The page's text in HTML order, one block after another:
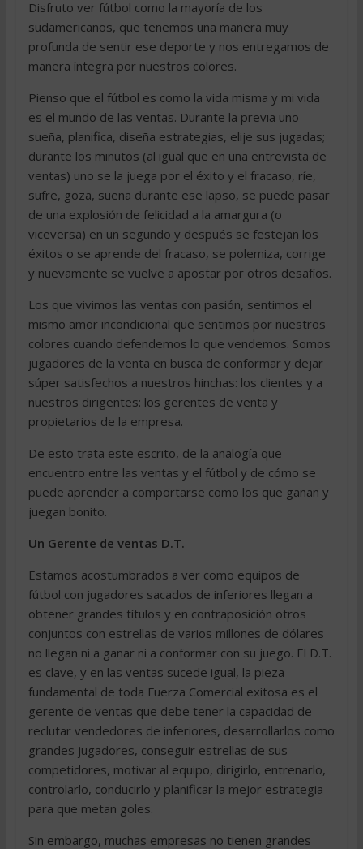
Disfruto ver fútbol como la mayoría de los
sudamericanos, que tenemos una manera muy
profunda de sentir ese deporte y nos entregamos de
manera íntegra por nuestros colores.
Pienso que el fútbol es como la vida misma y mi vida
es el mundo de las ventas. Durante la previa uno
sueña, planifica, diseña estrategias, elije sus jugadas;
durante los minutos (al igual que en una entrevista de
ventas) uno se la juega por el éxito y el fracaso, ríe,
sufre, goza, sueña durante ese lapso, se puede pasar
de una explosión de felicidad a la amargura (o
viceversa) en un segundo y después se festejan los
éxitos o se aprende del fracaso, se polemiza, corrige
y nuevamente se vuelve a apostar por otros desafíos.
Los que vivimos las ventas con pasión, sentimos el
mismo amor incondicional que sentimos por nuestros
colores cuando defendemos lo que vendemos. Somos
jugadores de la venta en busca de conformar y dejar
súper satisfechos a nuestros hinchas: los clientes y a
nuestros dirigentes: los gerentes de venta y
propietarios de la empresa.
De esto trata este escrito, de la analogía que
encuentro entre las ventas y el fútbol y de cómo se
puede aprender a comportarse como los que ganan y
juegan bonito.
Un Gerente de ventas D.T.
Estamos acostumbrados a ver como equipos de
fútbol con jugadores sacados de inferiores llegan a
obtener grandes títulos y en contraposición otros
conjuntos con estrellas de varios millones de dólares
no llegan ni a ganar ni a conformar con su juego. El D.T.
es clave, y en las ventas sucede igual, la pieza
fundamental de toda Fuerza Comercial exitosa es el
gerente de ventas que debe tener la capacidad de
reclutar vendedores de inferiores, desarrollarlos como
grandes jugadores, conseguir estrellas de sus
competidores, motivar al equipo, dirigirlo, entrenarlo,
controlarlo, conducirlo y planificar la mejor estrategia
para que metan goles.
Sin embargo, muchas empresas no tienen grandes